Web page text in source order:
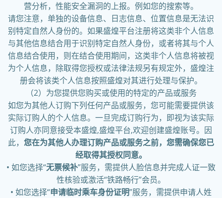
营分析，性能安全漏洞的上报。例如您的搜索等。
请您注意，单独的设备信息、日志信息、位置信息是无法识
别特定自然人身份的。如果盛煌平台注册将这类非个人信息
与其他信息结合用于识别特定自然人身份，或者将其与个人
信息结合使用，则在结合使用期间，这类非个人信息将被视
为个人信息，除取得您授权或法律法规另有规定外，盛煌注
册会将该类个人信息按照盛煌对其进行处理与保护。
（2）为您提供您购买或使用的特定的产品或服务
如您为其他人订购下列任何产品或服务，您可能需要提供该
实际订购人的个人信息。一旦完成订购行为，即视为该实际
订购人亦同意接受本盛煌,盛煌平台,欢迎创建盛煌账号。因
此， 您在为其他人办理订购产品或服务之前，您需确保您已
经取得其授权同意。
• 如您选择“无票候补”服务，需提供人脸信息并完成人证一致
性核验或激活“铁路畅行”会员。
• 如您选择“申请临时乘车身份证明”服务，需提供申请人姓